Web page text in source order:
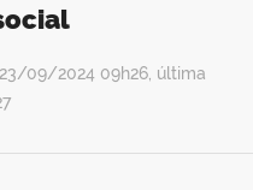
09/2024 09h26, última